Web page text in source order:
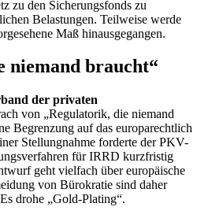
zu den Sicherungsfonds zu
Belastungen. Teilweise werde
Maß hinausgegangen.
niemand braucht“
der privaten
von „Regulatorik, die niemand
Begrenzung auf das europarechtlich
Stellungnahme forderte der PKV-
für IRRD kurzfristig
geht vielfach über europäische
von Bürokratie sind daher
drohe „Gold-Plating“.